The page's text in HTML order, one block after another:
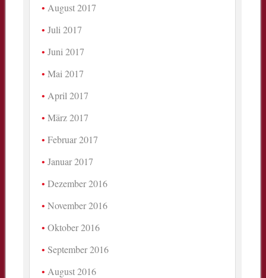
August 2017
Juli 2017
Juni 2017
Mai 2017
April 2017
März 2017
Februar 2017
Januar 2017
Dezember 2016
November 2016
Oktober 2016
September 2016
August 2016